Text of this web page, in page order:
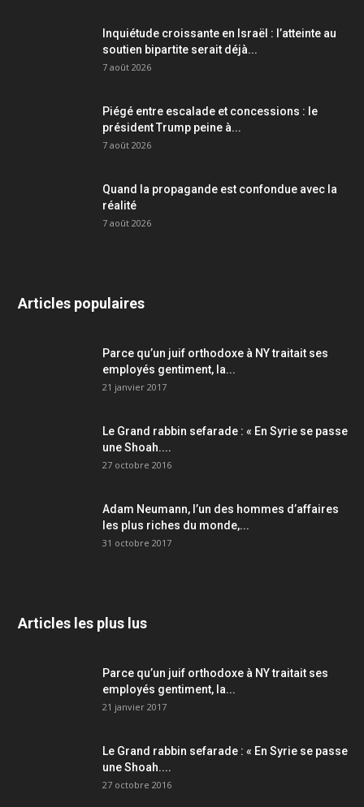
Inquiétude croissante en Israël : l’atteinte au
soutien bipartite serait déjà...
7 août 2026
Piégé entre escalade et concessions : le
président Trump peine à...
7 août 2026
Quand la propagande est confondue avec la
réalité
7 août 2026
Articles populaires
Parce qu’un juif orthodoxe à NY traitait ses
employés gentiment, la...
21 janvier 2017
Le Grand rabbin sefarade : « En Syrie se passe
une Shoah....
27 octobre 2016
Adam Neumann, l’un des hommes d’affaires
les plus riches du monde,...
31 octobre 2017
Articles les plus lus
Parce qu’un juif orthodoxe à NY traitait ses
employés gentiment, la...
21 janvier 2017
Le Grand rabbin sefarade : « En Syrie se passe
une Shoah....
27 octobre 2016